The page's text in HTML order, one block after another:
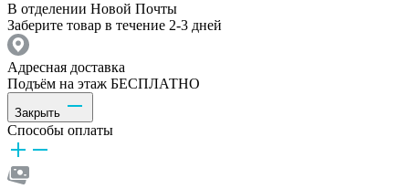
В отделении Новой Почты
Заберите товар в течение 2-3 дней
Адресная доставка
Подъём на этаж БЕСПЛАТНО
Закрыть
Способы оплаты